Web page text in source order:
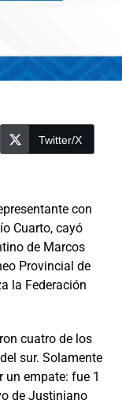
Twitter/X
con
Cuarto, cayó
de Marcos
Provincial de
la Federación
cuatro de los
sur. Solamente
un empate: fue 1
de Justiniano